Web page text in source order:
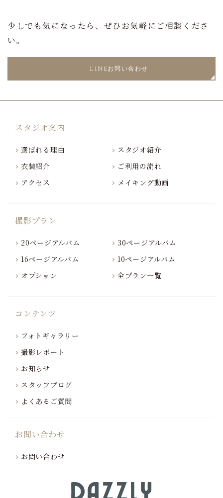
少しでも気になったら、ぜひお気軽にご相談くださ
い。
LINEお問い合わせ
スタジオ案内
選ばれる理由
スタジオ紹介
衣装紹介
ご利用の流れ
アクセス
メイキング動画
撮影プラン
20ページアルバム
30ページアルバム
16ページアルバム
10ページアルバム
オプション
全プラン一覧
コンテンツ
フォトギャラリー
撮影レポート
お知らせ
スタッフブログ
よくあるご質問
お問い合わせ
お問い合わせ